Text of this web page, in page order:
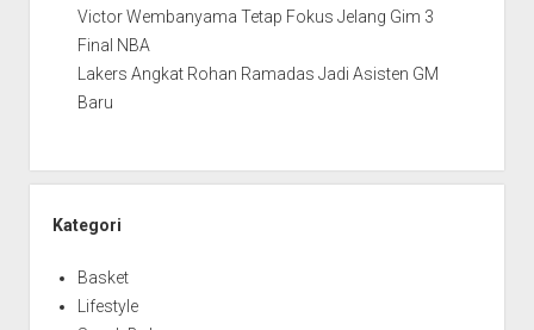
Victor Wembanyama Tetap Fokus Jelang Gim 3
Final NBA
Lakers Angkat Rohan Ramadas Jadi Asisten GM
Baru
Kategori
Basket
Lifestyle